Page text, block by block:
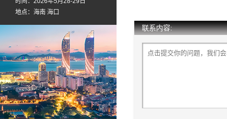
地点：海南 海口
联系内容: